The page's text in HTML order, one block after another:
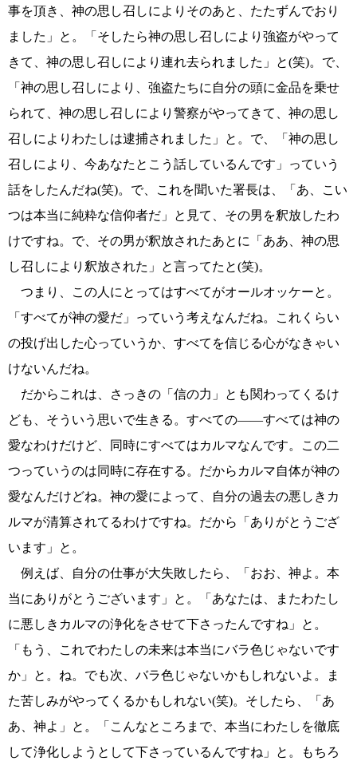
事を頂き、神の思し召しによりそのあと、たたずんでおり
ました」と。「そしたら神の思し召しにより強盗がやって
きて、神の思し召しにより連れ去られました」と(笑)。で、
「神の思し召しにより、強盗たちに自分の頭に金品を乗せ
られて、神の思し召しにより警察がやってきて、神の思し
召しによりわたしは逮捕されました」と。で、「神の思し
召しにより、今あなたとこう話しているんです」っていう
話をしたんだね(笑)。で、これを聞いた署長は、「あ、こい
つは本当に純粋な信仰者だ」と見て、その男を釈放したわ
けですね。で、その男が釈放されたあとに「ああ、神の思
し召しにより釈放された」と言ってたと(笑)。
つまり、この人にとってはすべてがオールオッケーと。
「すべてが神の愛だ」っていう考えなんだね。これくらい
の投げ出した心っていうか、すべてを信じる心がなきゃい
けないんだね。
だからこれは、さっきの「信の力」とも関わってくるけ
ども、そういう思いで生きる。すべての――すべては神の
愛なわけだけど、同時にすべてはカルマなんです。この二
つっていうのは同時に存在する。だからカルマ自体が神の
愛なんだけどね。神の愛によって、自分の過去の悪しきカ
ルマが清算されてるわけですね。だから「ありがとうござ
います」と。
例えば、自分の仕事が大失敗したら、「おお、神よ。本
当にありがとうございます」と。「あなたは、またわたし
に悪しきカルマの浄化をさせて下さったんですね」と。
「もう、これでわたしの未来は本当にバラ色じゃないです
か」と。ね。でも次、バラ色じゃないかもしれないよ。ま
た苦しみがやってくるかもしれない(笑)。そしたら、「あ
あ、神よ」と。「こんなところまで、本当にわたしを徹底
して浄化しようとして下さっているんですね」と。もちろ